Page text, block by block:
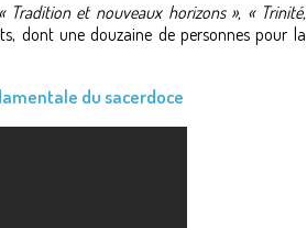
« Tradition et nouveaux horizons », « Trinité,
dont une douzaine de personnes pour la
du sacerdoce